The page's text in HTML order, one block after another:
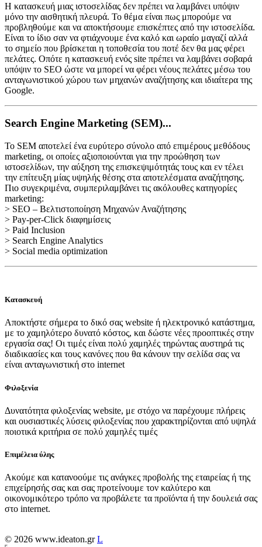
Η κατασκευή μιας ιστοσελίδας δεν πρέπει να λαμβάνει υπόψιν
μόνο την αισθητική πλευρά. Το θέμα είναι πως μπορούμε να
προβληθούμε και να αποκτήσουμε επισκέπτες από την ιστοσελίδα.
Είναι το ίδιο σαν να φτιάχνουμε ένα καλό και ωραίο μαγαζί αλλά
το σημείο που βρίσκεται η τοποθεσία του ποτέ δεν θα μας φέρει
πελάτες. Οπότε η κατασκευή ενός site πρέπει να λαμβάνει σοβαρά
υπόψιν το SEO ώστε να μπορεί να φέρει νέους πελάτες μέσω του
ανταγωνιστικού χώρου των μηχανών αναζήτησης και ιδιαίτερα της
Google.
Search Engine Marketing (SEM)...
Το SEM αποτελεί ένα ευρύτερο σύνολο από επιμέρους μεθόδους
marketing, οι οποίες αξιοποιούνται για την προώθηση των
ιστοσελίδων, την αύξηση της επισκεψιμότητάς τους και εν τέλει
την επίτευξη μίας υψηλής θέσης στα αποτελέσματα αναζήτησης.
Πιο συγεκριμένα, συμπεριλαμβάνει τις ακόλουθες κατηγορίες
marketing:
> SEO – Βελτιστοποίηση Μηχανών Αναζήτησης
> Pay-per-Click διαφημίσεις
> Paid Inclusion
> Search Engine Analytics
> Social media optimization
Κατασκευή
Αποκτήστε σήμερα το δικό σας website ή ηλεκτρονικό κατάστημα,
με το χαμηλότερο δυνατό κόστος, και δώστε νέες προοπτικές στην
εργασία σας! Οι τιμές είναι πολύ χαμηλές τηρώντας αυστηρά τις
διαδικασίες και τους κανόνες που θα κάνουν την σελίδα σας να
είναι ανταγωνιστική στο internet
Φιλοξενία
Δυνατότητα φιλοξενίας website, με στόχο να παρέχουμε πλήρεις
και ουσιαστικές λύσεις φιλοξενίας που χαρακτηρίζονται από υψηλά
ποιοτικά κριτήρια σε πολύ χαμηλές τιμές
Επιμέλεια ύλης
Ακούμε και κατανοούμε τις ανάγκες προβολής της εταιρείας ή της
επιχείρησής σας και σας προτείνουμε τον καλύτερο και
οικονομικότερο τρόπο να προβάλετε τα προϊόντα ή την δουλειά σας
στο internet.
© 2026 www.ideaton.grL